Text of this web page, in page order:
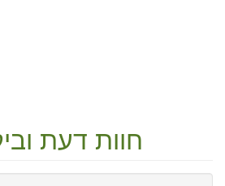
חוות דעת